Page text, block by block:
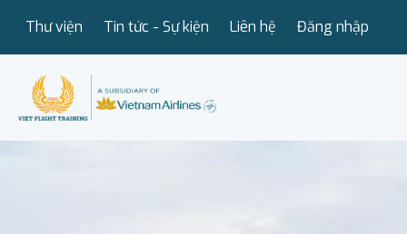
Thư viện Tin tức - Sự kiện Liên hệ Đăng nhập